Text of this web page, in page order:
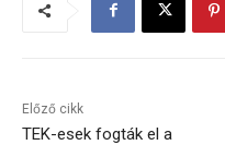
Előző cikk
TEK-esek fogták el a